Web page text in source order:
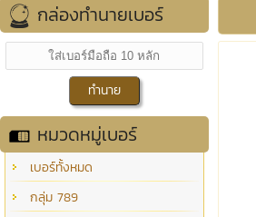
กล่องทำนายเบอร์
หมวดหมู่เบอร์
เบอร์ทั้งหมด
กลุ่ม 789